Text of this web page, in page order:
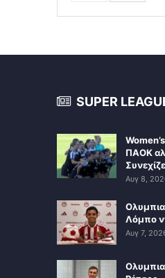
SUPER
ΠΑΟΚ
Αυγ 8,
Λόμπο
Αυγ 7,